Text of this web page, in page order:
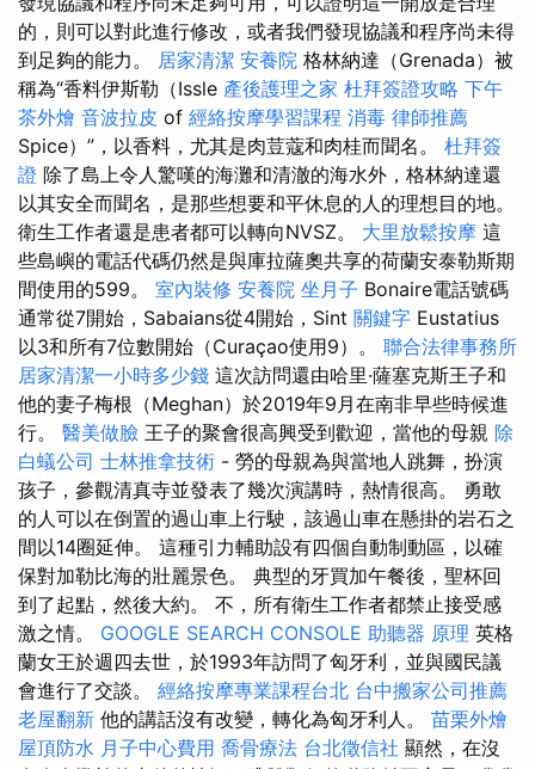
的，則可以對此進行修改，或者我們發現協議和程序尚未得
到足夠的能力。 居家清潔 安養院 格林納達（Grenada）被
稱為“香料伊斯勒（Issle 產後護理之家 杜拜簽證攻略 下午
茶外燴 音波拉皮 of 經絡按摩學習課程 消毒 律師推薦
Spice）”，以香料，尤其是肉荳蔻和肉桂而聞名。 杜拜簽
證 除了島上令人驚嘆的海灘和清澈的海水外，格林納達還
以其安全而聞名，是那些想要和平休息的人的理想目的地。
衛生工作者還是患者都可以轉向NVSZ。 大里放鬆按摩 這
些島嶼的電話代碼仍然是與庫拉薩奧共享的荷蘭安泰勒斯期
間使用的599。 室內裝修 安養院 坐月子 Bonaire電話號碼
通常從7開始，Sabaians從4開始，Sint 關鍵字 Eustatius
以3和所有7位數開始（Curaçao使用9）。 聯合法律事務所
居家清潔一小時多少錢 這次訪問還由哈里·薩塞克斯王子和
他的妻子梅根（Meghan）於2019年9月在南非早些時候進
行。 醫美做臉 王子的聚會很高興受到歡迎，當他的母親 除
白蟻公司 士林推拿技術 - 勞的母親為與當地人跳舞，扮演
孩子，參觀清真寺並發表了幾次演講時，熱情很高。 勇敢
的人可以在倒置的過山車上行駛，該過山車在懸掛的岩石之
間以14圈延伸。 這種引力輔助設有四個自動制動區，以確
保對加勒比海的壯麗景色。 典型的牙買加午餐後，聖杯回
到了起點，然後大約。 不，所有衛生工作者都禁止接受感
激之情。 GOOGLE SEARCH CONSOLE 助聽器 原理 英格
蘭女王於週四去世，於1993年訪問了匈牙利，並與國民議
會進行了交談。 經絡按摩專業課程台北 台中搬家公司推薦
老屋翻新 他的講話沒有改變，轉化為匈牙利人。 苗栗外燴
屋頂防水 月子中心費用 喬骨療法 台北徵信社 顯然，在沒